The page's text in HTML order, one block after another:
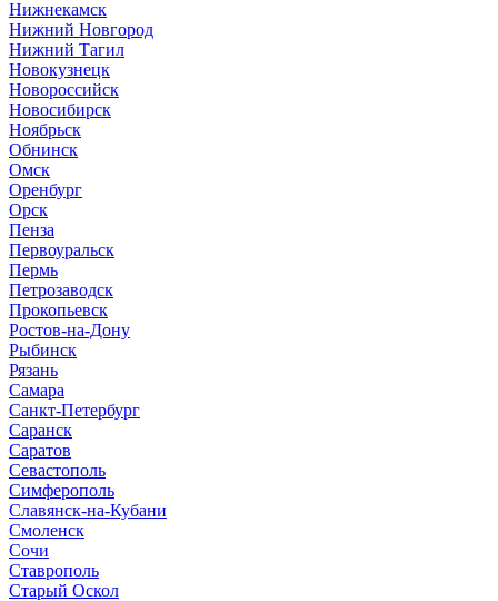
Нижнекамск
Нижний Новгород
Нижний Тагил
Новокузнецк
Новороссийск
Новосибирск
Ноябрьск
Обнинск
Омск
Оренбург
Орск
Пенза
Первоуральск
Пермь
Петрозаводск
Прокопьевск
Ростов-на-Дону
Рыбинск
Рязань
Самара
Санкт-Петербург
Саранск
Саратов
Севастополь
Симферополь
Славянск-на-Кубани
Смоленск
Сочи
Ставрополь
Старый Оскол